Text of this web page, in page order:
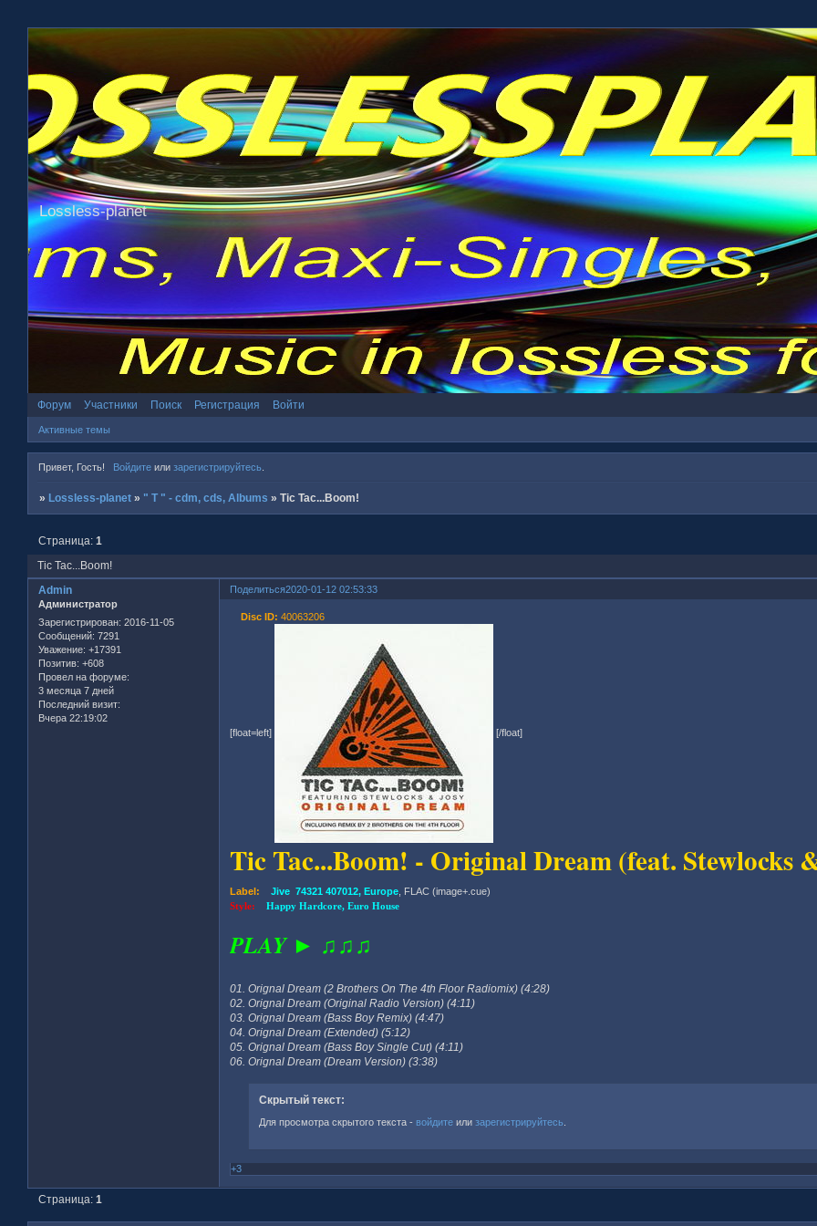
Lossless-planet
Форум Участники Поиск Регистрация Войти
Активные темы
Привет, Гость! Войдитеили зарегистрируйтесь.
» Lossless-planet » " T " - cdm, cds, Albums »Tic Tac...Boom!
Tic Tac...Boom!
Страница:1
Поделиться2020-01-12 02:53:33
Admin
Администратор
Зарегистрирован: 2016-11-05
Сообщений: 7291
Уважение: +17391
Позитив: +608
Провел на форуме:
3 месяца 7 дней
Последний визит:
Вчера 22:19:02
Disc ID: 40063206
[float=left] [/float]
Tic Tac...Boom! - Original Dream (feat. Stewlocks
Label: Jive 74321 407012, Europe , FLAC (image+.cue)
Style:Happy Hardcore, Euro House
PLAY ► ♫♫♫
01. Orignal Dream (2 Brothers On The 4th Floor Radiomix) (4:28)
02. Orignal Dream (Original Radio Version) (4:11)
03. Orignal Dream (Bass Boy Remix) (4:47)
04. Orignal Dream (Extended) (5:12)
05. Orignal Dream (Bass Boy Single Cut) (4:11)
06. Orignal Dream (Dream Version) (3:38)
Скрытый текст:
Для просмотра скрытого текста - войдитеили зарегистрируйтесь
+3
Страница:1